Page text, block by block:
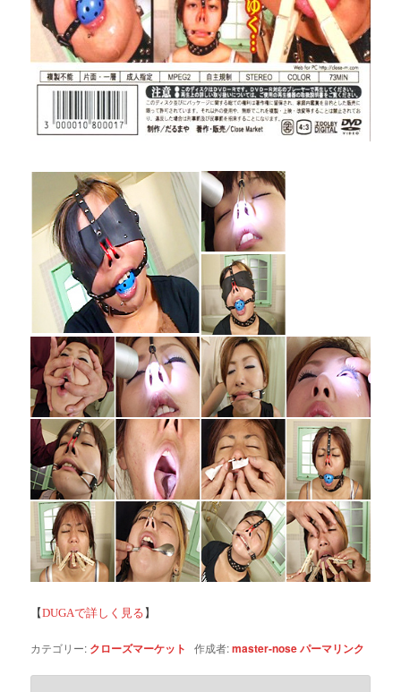
【DUGAで詳しく見る 】
カテゴリー: クローズマーケット 作成者:master-noseパーマリンク